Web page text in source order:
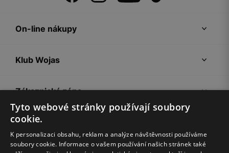
On-line nákupy
Klub Wojas
Zákaznická zóna
Společnost Wojas
Tyto webové stránky používají soubory
cookie.
K personalizaci obsahu, reklam a analýze návštěvnosti používáme
soubory cookie. Informace o vašem používání našich stránek také